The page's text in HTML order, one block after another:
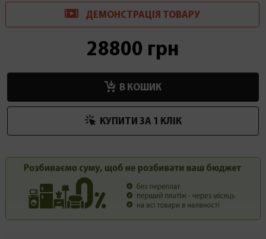
ДЕМОНСТРАЦІЯ ТОВАРУ
28800 грн
В КОШИК
КУПИТИ ЗА 1 КЛIК